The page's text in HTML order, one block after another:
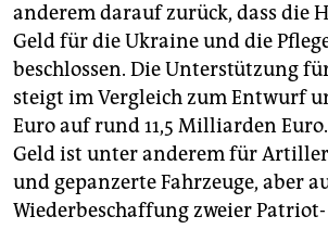
anderem darauf zurück, dass die
Geld für die Ukraine und die
beschlossen. Die Unterstützung
steigt im Vergleich zum Entwurf
Euro auf rund 11,5 Milliarden
Geld ist unter anderem für
und gepanzerte Fahrzeuge, aber
Wiederbeschaffung zweier Patriot-